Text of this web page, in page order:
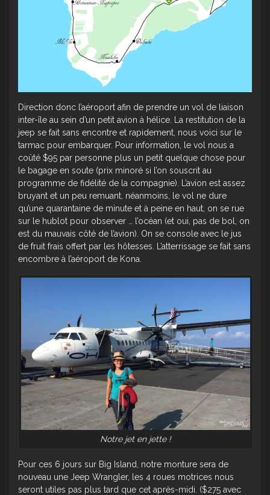
Direction donc l’aéroport afin de prendre un vol de liaison
inter-île au sein d’un petit avion à hélice. La restitution de la
jeep se fait sans encontre et rapidement, nous voici sur le
tarmac pour embarquer. Pour information, le vol nous a
coûté $95 par personne plus un petit quelque chose pour
le bagage en soute (prix minoré si l’on souscrit au
programme de fidélité de la compagnie). L’avion est assez
bruyant et un peu remuant, néanmoins, le vol ne dure
qu’une quarantaine de minute et à peine en haut, on se rue
sur le hublot pour observer … l’océan (et oui, pas de bol, on
est du mauvais côté de l’avion). On se console avec le jus
de fruit frais offert par les hôtesses. L’atterrissage se fait sans
encombre à l’aéroport de Kona.
Notre jet en jette !
Pour ces 6 jours sur Big Island, notre monture sera de
nouveau une Jeep Wrangler, les 4 roues motrices nous
seront utiles pas plus tard que cet après-midi. ($275 avec